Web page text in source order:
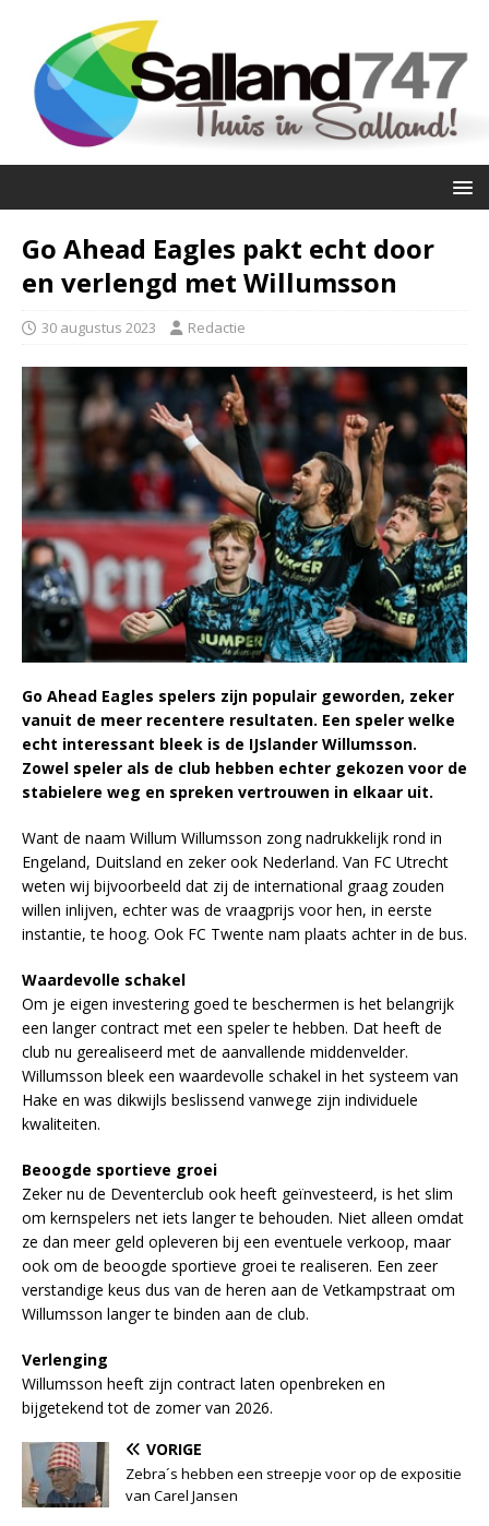
Go Ahead Eagles pakt echt door
en verlengd met Willumsson
30 augustus 2023 Redactie
Go Ahead Eagles spelers zijn populair geworden, zeker
vanuit de meer recentere resultaten. Een speler welke
echt interessant bleek is de IJslander Willumsson.
Zowel speler als de club hebben echter gekozen voor de
stabielere weg en spreken vertrouwen in elkaar uit.
Want de naam Willum Willumsson zong nadrukkelijk rond in
Engeland, Duitsland en zeker ook Nederland. Van FC Utrecht
weten wij bijvoorbeeld dat zij de international graag zouden
willen inlijven, echter was de vraagprijs voor hen, in eerste
instantie, te hoog. Ook FC Twente nam plaats achter in de bus.
Waardevolle schakel
Om je eigen investering goed te beschermen is het belangrijk
een langer contract met een speler te hebben. Dat heeft de
club nu gerealiseerd met de aanvallende middenvelder.
Willumsson bleek een waardevolle schakel in het systeem van
Hake en was dikwijls beslissend vanwege zijn individuele
kwaliteiten.
Beoogde sportieve groei
Zeker nu de Deventerclub ook heeft geïnvesteerd, is het slim
om kernspelers net iets langer te behouden. Niet alleen omdat
ze dan meer geld opleveren bij een eventuele verkoop, maar
ook om de beoogde sportieve groei te realiseren. Een zeer
verstandige keus dus van de heren aan de Vetkampstraat om
Willumsson langer te binden aan de club.
Verlenging
Willumsson heeft zijn contract laten openbreken en
bijgetekend tot de zomer van 2026.
VORIGE
Zebra´s hebben een streepje voor op de expositie
van Carel Jansen